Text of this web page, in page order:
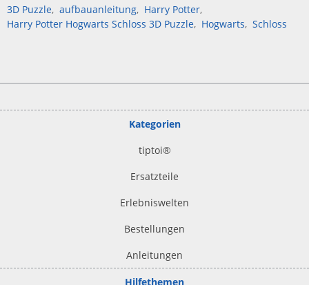
3D Puzzle aufbauanleitung
Harry Potter
Harry Potter Hogwarts Schloss 3D Puzzle
Hogwarts Schloss
Kategorien
tiptoi®
Ersatzteile
Erlebniswelten
Bestellungen
Anleitungen
Hilfethemen